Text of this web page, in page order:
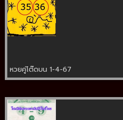
หวยคู่โต๊ดบน 1-4-67